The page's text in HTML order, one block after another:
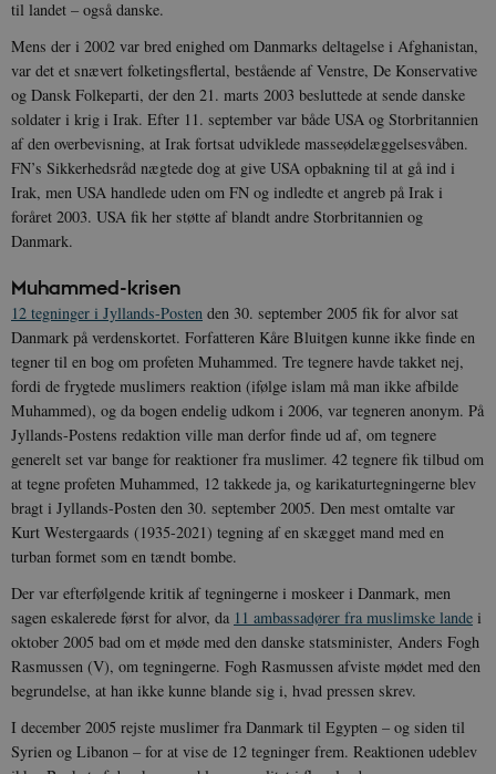
til landet – også danske.
Mens der i 2002 var bred enighed om Danmarks deltagelse i Afghanistan,
var det et snævert folketingsflertal, bestående af Venstre, De Konservative
og Dansk Folkeparti, der den 21. marts 2003 besluttede at sende danske
soldater i krig i Irak. Efter 11. september var både USA og Storbritannien
af den overbevisning, at Irak fortsat udviklede masseødelæggelsesvåben.
FN’s Sikkerhedsråd nægtede dog at give USA opbakning til at gå ind i
Irak, men USA handlede uden om FN og indledte et angreb på Irak i
foråret 2003. USA fik her støtte af blandt andre Storbritannien og
Danmark.
Muhammed-krisen
12 tegninger i Jyllands-Posten den 30. september 2005 fik for alvor sat
Danmark på verdenskortet. Forfatteren Kåre Bluitgen kunne ikke finde en
tegner til en bog om profeten Muhammed. Tre tegnere havde takket nej,
fordi de frygtede muslimers reaktion (ifølge islam må man ikke afbilde
Muhammed), og da bogen endelig udkom i 2006, var tegneren anonym. På
Jyllands-Postens redaktion ville man derfor finde ud af, om tegnere
generelt set var bange for reaktioner fra muslimer. 42 tegnere fik tilbud om
at tegne profeten Muhammed, 12 takkede ja, og karikaturtegningerne blev
bragt i Jyllands-Posten den 30. september 2005. Den mest omtalte var
Kurt Westergaards (1935-2021) tegning af en skægget mand med en
turban formet som en tændt bombe.
Der var efterfølgende kritik af tegningerne i moskeer i Danmark, men
sagen eskalerede først for alvor, da 11 ambassadører fra muslimske lande i
oktober 2005 bad om et møde med den danske statsminister, Anders Fogh
Rasmussen (V), om tegningerne. Fogh Rasmussen afviste mødet med den
begrundelse, at han ikke kunne blande sig i, hvad pressen skrev.
I december 2005 rejste muslimer fra Danmark til Egypten – og siden til
Syrien og Libanon – for at vise de 12 tegninger frem. Reaktionen udeblev